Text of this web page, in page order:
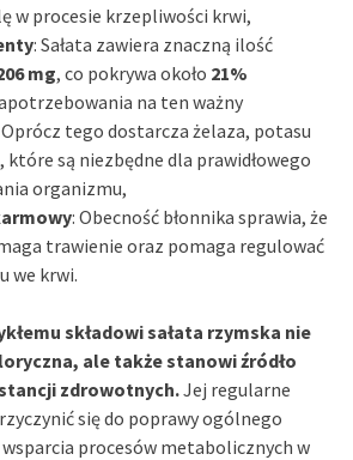
w procesie krzepliwości krwi,
: Sałata zawiera znaczną ilość
mg, co pokrywa około 21%
na ten ważny
tego dostarcza żelaza, potasu
są niezbędne dla prawidłowego
organizmu,
: Obecność błonnika sprawia, że
trawienie oraz pomaga regulować
we krwi.
składowi sałata rzymska nie
ale także stanowi źródło
zdrowotnych.Jej regularne
się do poprawy ogólnego
procesów metabolicznych w